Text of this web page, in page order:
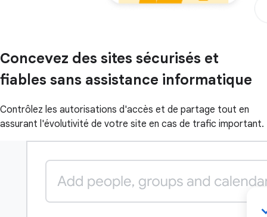
Concevez des sites sécurisés et
fiables sans assistance informatique
Contrôlez les autorisations d'accès et de partage tout en
assurant l'évolutivité de votre site en cas de trafic important.